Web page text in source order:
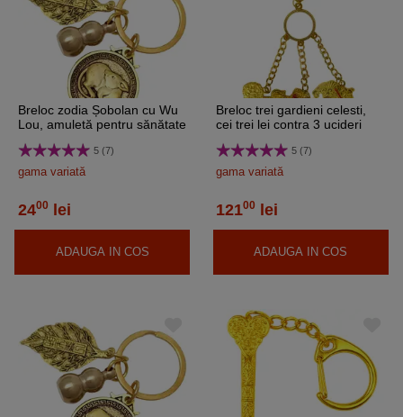
Breloc zodia Șobolan cu Wu
Lou, amuletă pentru sănătate
6 cm
5 (7)
gama variată
2400 lei
ADAUGA IN COS
Breloc trei gardieni celesti,
cei trei lei contra 3 ucideri
5 (7)
gama variată
12100 lei
ADAUGA IN COS